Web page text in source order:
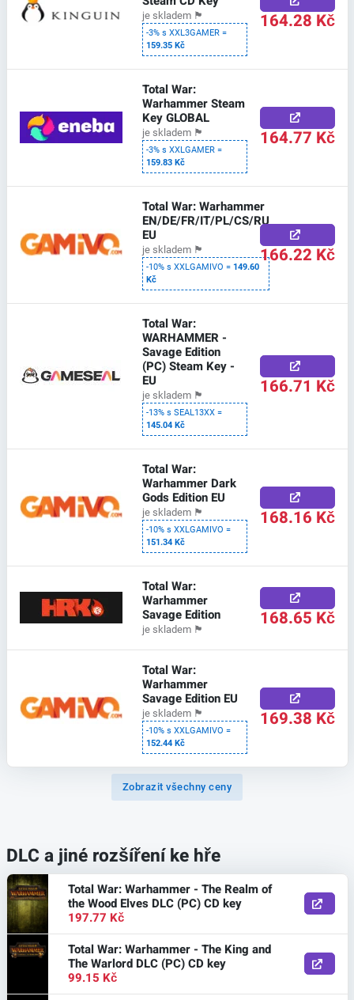
je skladem 🏴
-3% s XXL3GAMER =
159.35 Kč
164.28 Kč
Total War:
Warhammer Steam
Key GLOBAL
je skladem 🏴
-3% s XXLGAMER =
159.83 Kč
164.77 Kč
Total War: Warhammer
EN/DE/FR/IT/PL/CS/RU
EU
je skladem 🏴
-10% s XXLGAMIVO =149.60
Kč
166.22 Kč
Total War:
WARHAMMER -
Savage Edition
(PC) Steam Key -
EU
je skladem 🏴
-13% s SEAL13XX =
145.04 Kč
166.71 Kč
Total War:
Warhammer Dark
Gods Edition EU
je skladem 🏴
-10% s XXLGAMIVO =
151.34 Kč
168.16 Kč
Total War:
Warhammer
Savage Edition
je skladem 🏴 168.65 Kč
Total War:
Warhammer
Savage Edition EU
je skladem 🏴
-10% s XXLGAMIVO =
152.44 Kč
169.38 Kč
Zobrazit všechny ceny
DLC a jiné rozšíření ke hře
Total War: Warhammer - The Realm of
the Wood Elves DLC (PC) CD key
197.77 Kč
Total War: Warhammer - The King and
The Warlord DLC (PC) CD key
99.15 Kč